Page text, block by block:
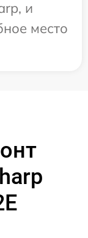
и
место